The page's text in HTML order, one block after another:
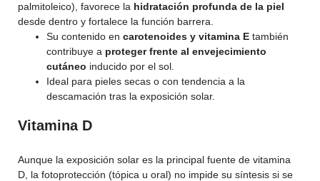
palmitoleico), favorece la hidratación profunda de la piel
desde dentro y fortalece la función barrera.
Su contenido en carotenoides y vitamina E también
contribuye a proteger frente al envejecimiento
cutáneo inducido por el sol.
Ideal para pieles secas o con tendencia a la
descamación tras la exposición solar.
Vitamina D
Aunque la exposición solar es la principal fuente de vitamina
D, la fotoprotección (tópica u oral) no impide su síntesis si se